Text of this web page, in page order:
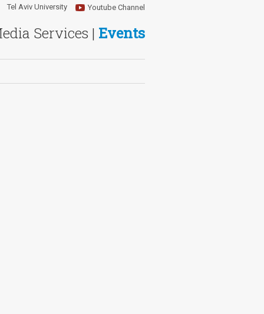
Services | Events
Youtube Channel
Tel Aviv University